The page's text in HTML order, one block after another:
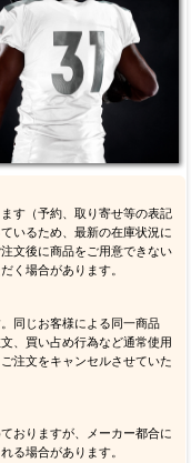
す（予約、取り寄せ等の表記
いるため、最新の在庫状況に
文後に商品をご用意できない
く場合があります。
同じお客様による同一商品
、買い占め行為など通常使用
注文をキャンセルさせていた
おりますが、メーカー都合に
る場合があります。